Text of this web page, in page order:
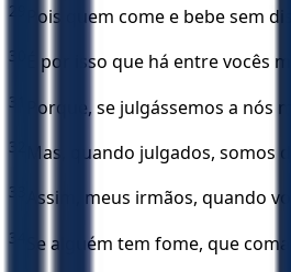
29 Pois quem come e bebe sem
30 É por isso que há entre vocês
31 Porque, se julgássemos a nós
32 Mas, quando julgados,
33 Assim, meus irmãos, quando
34
Se alguém tem fome, que